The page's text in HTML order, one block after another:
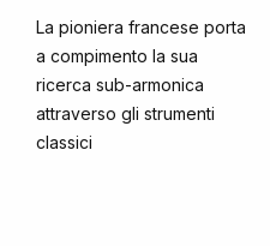
La pioniera francese porta
a compimento la sua
ricerca sub-armonica
attraverso gli strumenti
classici